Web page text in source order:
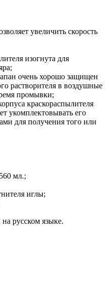
увеличить скорость
изогнута для
очень хорошо защищен
растворителя в воздушные
промывки;
краскораспылителя
укомплектовывать его
для получения того или
мл.;
иглы;
русском языке.